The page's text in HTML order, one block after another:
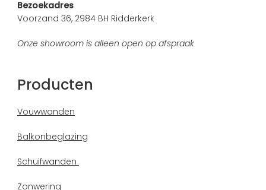
Bezoekadres
Voorzand 36, 2984 BH Ridderkerk
Onze showroom is alleen open op afspraak
Producten
Vouwwanden
Balkonbeglazing
Schuifwanden
Zonwering